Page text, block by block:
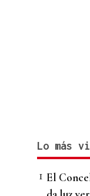
Lo más
El